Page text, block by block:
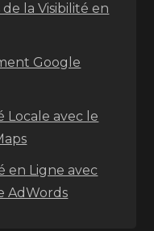
de la Visibilité en
Google
Locale avec le
en Ligne avec
AdWords